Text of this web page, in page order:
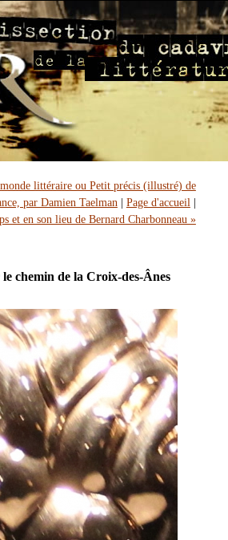
littéraire ou Petit précis (illustré) de
par Damien Taelman | Page d'accueil |
et en son lieu de Bernard Charbonneau »
chemin de la Croix-des-Ânes